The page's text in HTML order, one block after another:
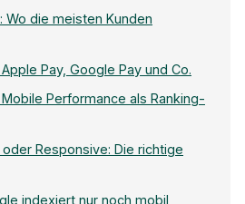
Wo die meisten Kunden
Pay, Google Pay und Co.
Performance als Ranking-
oder Responsive: Die richtige
indexiert nur noch mobil